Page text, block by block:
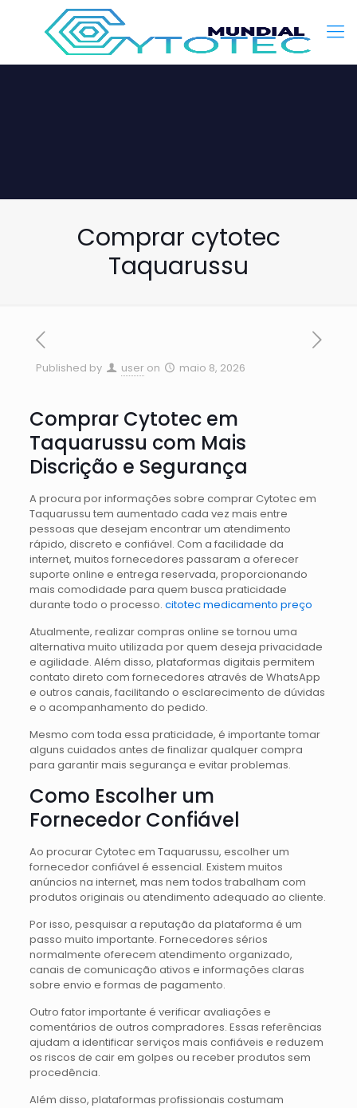
Comprar cytotec
Taquarussu
Published by user on maio 8, 2026
Comprar Cytotec em
Taquarussu com Mais
Discrição e Segurança
A procura por informações sobre comprar Cytotec em
Taquarussu tem aumentado cada vez mais entre
pessoas que desejam encontrar um atendimento
rápido, discreto e confiável. Com a facilidade da
internet, muitos fornecedores passaram a oferecer
suporte online e entrega reservada, proporcionando
mais comodidade para quem busca praticidade
durante todo o processo. citotec medicamento preço
Atualmente, realizar compras online se tornou uma
alternativa muito utilizada por quem deseja privacidade
e agilidade. Além disso, plataformas digitais permitem
contato direto com fornecedores através de WhatsApp
e outros canais, facilitando o esclarecimento de dúvidas
e o acompanhamento do pedido.
Mesmo com toda essa praticidade, é importante tomar
alguns cuidados antes de finalizar qualquer compra
para garantir mais segurança e evitar problemas.
Como Escolher um
Fornecedor Confiável
Ao procurar Cytotec em Taquarussu, escolher um
fornecedor confiável é essencial. Existem muitos
anúncios na internet, mas nem todos trabalham com
produtos originais ou atendimento adequado ao cliente.
Por isso, pesquisar a reputação da plataforma é um
passo muito importante. Fornecedores sérios
normalmente oferecem atendimento organizado,
canais de comunicação ativos e informações claras
sobre envio e formas de pagamento.
Outro fator importante é verificar avaliações e
comentários de outros compradores. Essas referências
ajudam a identificar serviços mais confiáveis e reduzem
os riscos de cair em golpes ou receber produtos sem
procedência.
Além disso, plataformas profissionais costumam